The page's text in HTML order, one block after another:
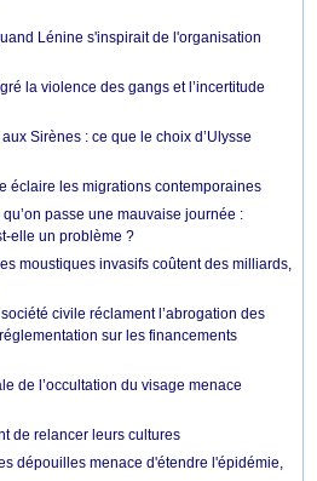
Lénine s'inspirait de l'organisation
la violence des gangs et l’incertitude
Sirènes : ce que le choix d’Ulysse
éclaire les migrations contemporaines
passe une mauvaise journée :
elle un problème ?
moustiques invasifs coûtent des milliards,
civile réclament l’abrogation des
sur les financements
de l’occultation du visage menace
de relancer leurs cultures
dépouilles menace d'étendre l'épidémie,